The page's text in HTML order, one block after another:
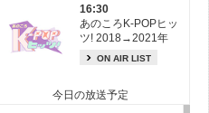
16:30
あのころK-POPヒッ
ツ! 2018→2021年
ON AIR LIST
今日の放送予定